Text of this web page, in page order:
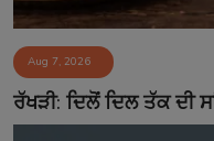
Aug 7, 2026
ਰੱਖੜੀ: ਦਿਲੋਂ ਦਿਲ ਤੱਕ ਦੀ